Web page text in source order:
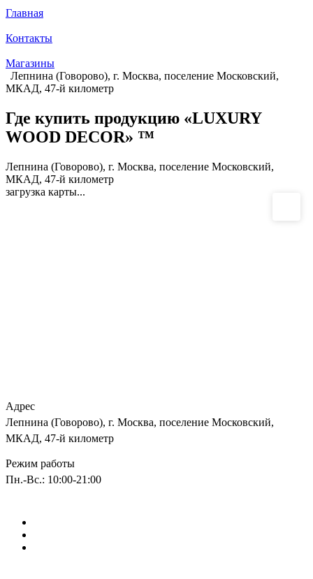
Главная
Контакты
Магазины
Лепнина (Говорово), г. Москва, поселение Московский,
МКАД, 47-й километр
Где купить продукцию «LUXURY
WOOD DECOR» ™
Лепнина (Говорово), г. Москва, поселение Московский,
МКАД, 47-й километр
Адрес
Лепнина (Говорово), г. Москва, поселение Московский,
МКАД, 47-й километр
Режим работы
Пн.-Вс.: 10:00-21:00
загрузка карты...